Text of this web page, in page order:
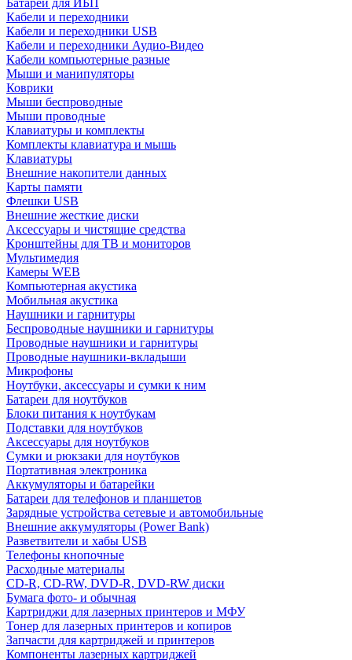
Батареи для ИБП
Кабели и переходники
Кабели и переходники USB
Кабели и переходники Аудио-Видео
Кабели компьютерные разные
Мыши и манипуляторы
Коврики
Мыши беспроводные
Мыши проводные
Клавиатуры и комплекты
Комплекты клавиатура и мышь
Клавиатуры
Внешние накопители данных
Карты памяти
Флешки USB
Внешние жесткие диски
Аксессуары и чистящие средства
Кронштейны для ТВ и мониторов
Мультимедия
Камеры WEB
Компьютерная акустика
Мобильная акустика
Наушники и гарнитуры
Беспроводные наушники и гарнитуры
Проводные наушники и гарнитуры
Проводные наушники-вкладыши
Микрофоны
Ноутбуки, аксессуары и сумки к ним
Батареи для ноутбуков
Блоки питания к ноутбукам
Подставки для ноутбуков
Аксессуары для ноутбуков
Сумки и рюкзаки для ноутбуков
Портативная электроника
Аккумуляторы и батарейки
Батареи для телефонов и планшетов
Зарядные устройства сетевые и автомобильные
Внешние аккумуляторы (Power Bank)
Разветвители и хабы USB
Телефоны кнопочные
Расходные материалы
CD-R, CD-RW, DVD-R, DVD-RW диски
Бумага фото- и обычная
Картриджи для лазерных принтеров и МФУ
Тонер для лазерных принтеров и копиров
Запчасти для картриджей и принтеров
Компоненты лазерных картриджей